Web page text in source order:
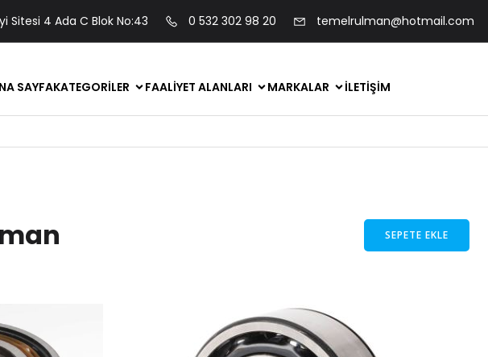
Sitesi 4 Ada C Blok No:43 0 532 302 98 20 temelrulman@hotmail.com
SAYFAKATEGORILER FAALIYET ALANLARI MARKALAR İLETIŞIM
SEPETE EKLE